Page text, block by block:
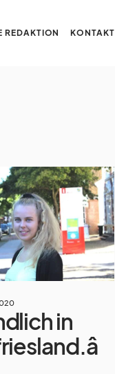
REDAKTION KONTAKT
in